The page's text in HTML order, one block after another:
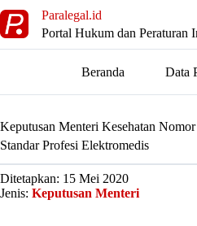
to
content
Paralegal.id
Portal Hukum dan Peraturan
Beranda Data
Keputusan Menteri Kesehatan
Standar Profesi Elektromedis
Ditetapkan: 15 Mei 2020
Jenis: Keputusan Menteri